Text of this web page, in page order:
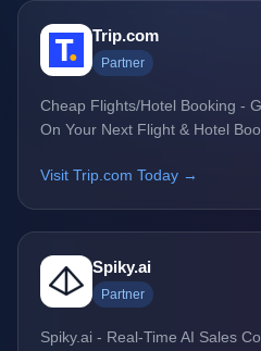
Trip.com
Partner
Cheap Flights/Hotel Booking -
On Your Next Flight & Hotel
Visit Trip.com Today →
Spiky.ai
Partner
Spiky.ai - Real-Time AI Sales